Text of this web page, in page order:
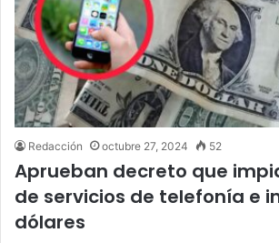
Redacción octubre 27, 2024 52
Aprueban decreto que
de servicios de telefonía e
dólares